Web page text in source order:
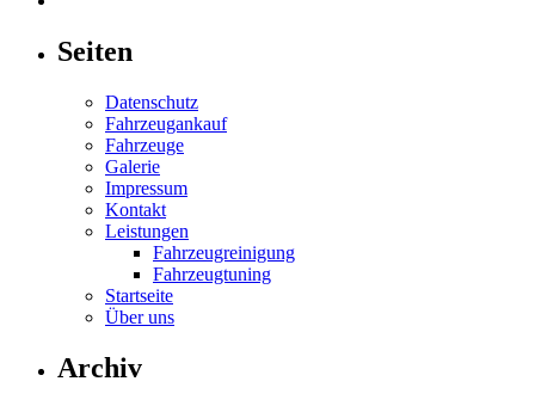
Seiten
Datenschutz
Fahrzeugankauf
Fahrzeuge
Galerie
Impressum
Kontakt
Leistungen
Fahrzeugreinigung
Fahrzeugtuning
Startseite
Über uns
Archiv